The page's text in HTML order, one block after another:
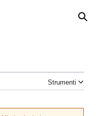
Strumenti